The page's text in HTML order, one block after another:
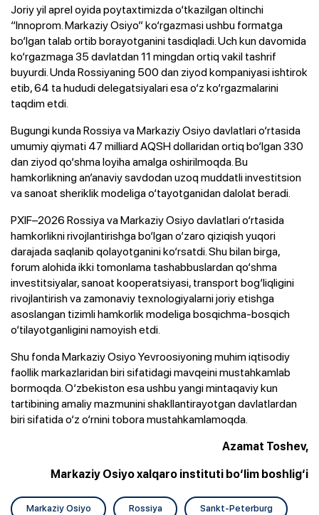
Joriy yil aprel oyida poytaxtimizda o‘tkazilgan oltinchi
“Innoprom. Markaziy Osiyo” ko‘rgazmasi ushbu formatga
bo‘lgan talab ortib borayotganini tasdiqladi. Uch kun davomida
ko‘rgazmaga 35 davlatdan 11 mingdan ortiq vakil tashrif
buyurdi. Unda Rossiyaning 500 dan ziyod kompaniyasi ishtirok
etib, 64 ta hududi delegatsiyalari esa o‘z ko‘rgazmalarini
taqdim etdi.
Bugungi kunda Rossiya va Markaziy Osiyo davlatlari o‘rtasida
umumiy qiymati 47 milliard AQSH dollaridan ortiq bo‘lgan 330
dan ziyod qo‘shma loyiha amalga oshirilmoqda. Bu
hamkorlikning an’anaviy savdodan uzoq muddatli investitsion
va sanoat sheriklik modeliga o‘tayotganidan dalolat beradi.
PXIF–2026 Rossiya va Markaziy Osiyo davlatlari o‘rtasida
hamkorlikni rivojlantirishga bo‘lgan o‘zaro qiziqish yuqori
darajada saqlanib qolayotganini ko‘rsatdi. Shu bilan birga,
forum alohida ikki tomonlama tashabbuslardan qo‘shma
investitsiyalar, sanoat kooperatsiyasi, transport bog‘liqligini
rivojlantirish va zamonaviy texnologiyalarni joriy etishga
asoslangan tizimli hamkorlik modeliga bosqichma-bosqich
o‘tilayotganligini namoyish etdi.
Shu fonda Markaziy Osiyo Yevroosiyoning muhim iqtisodiy
faollik markazlaridan biri sifatidagi mavqeini mustahkamlab
bormoqda. O‘zbekiston esa ushbu yangi mintaqaviy kun
tartibining amaliy mazmunini shakllantirayotgan davlatlardan
biri sifatida o‘z o‘rnini tobora mustahkamlamoqda.
Azamat Toshev,
Markaziy Osiyo xalqaro instituti bo‘lim boshlig‘i
Markaziy Osiyo Rossiya Sankt-Peterburg